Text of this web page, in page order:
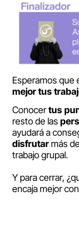
Esperamos que
mejor tus
Conocertus
resto de las
ayudará a
disfrutar más
trabajo grupal.
Y para cerrar,
encaja mejor